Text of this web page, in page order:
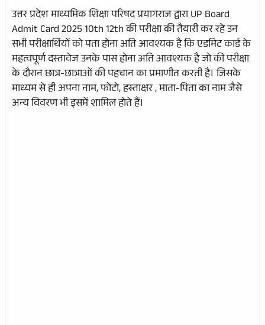
उत्तर प्रदेश माध्यमिक शिक्षा परिषद प्रयागराज द्वारा UP Board
Admit Card 2025 10th 12th की परीक्षा की तैयारी कर रहे उन
सभी परीक्षार्थियों को पता होना अति आवश्यक है कि एडमिट कार्ड के
महत्वपूर्ण दस्तावेज उनके पास होना अति आवश्यक है जो की परीक्षा
के दौरान छात्र-छात्राओं की पहचान का प्रमाणीत करती है। जिसके
माध्यम से ही अपना नाम, फोटो, हस्ताक्षर , माता-पिता का नाम जैसे
अन्य विवरण भी इसमें शामिल होते हैं।